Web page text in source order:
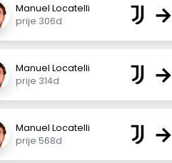
Manuel Locatelli
prije 306d
→
Manuel Locatelli
prije 314d
→
Manuel Locatelli
prije 568d
→